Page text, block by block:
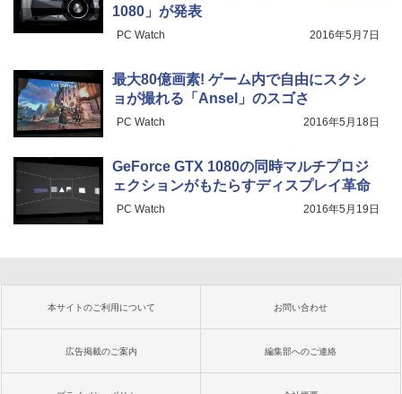
1080」が発表
PC Watch 2016年5月7日
最大80億画素! ゲーム内で自由にスクシ
ョが撮れる「Ansel」のスゴさ
PC Watch 2016年5月18日
GeForce GTX 1080の同時マルチプロジ
ェクションがもたらすディスプレイ革命
PC Watch 2016年5月19日
本サイトのご利用について お問い合わせ
広告掲載のご案内 編集部へのご連絡